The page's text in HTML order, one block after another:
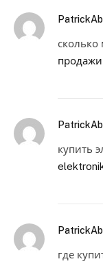
сколько
купить
где